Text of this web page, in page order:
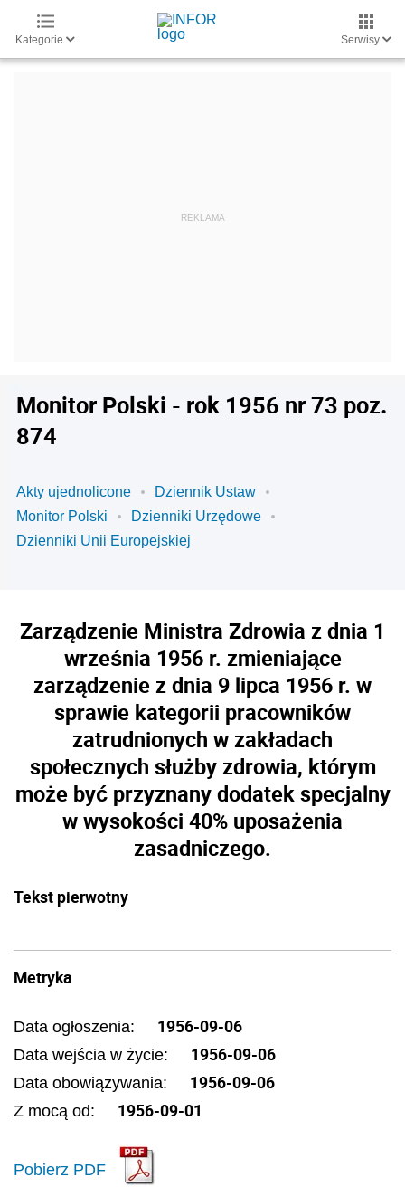
Kategorie Serwisy
Monitor Polski - rok 1956 nr 73 poz.
874
Akty ujednolicone
Dziennik Ustaw
Monitor Polski
Dzienniki Urzędowe
Dzienniki Unii Europejskiej
Zarządzenie Ministra Zdrowia z dnia 1
września 1956 r. zmieniające
zarządzenie z dnia 9 lipca 1956 r. w
sprawie kategorii pracowników
zatrudnionych w zakładach
społecznych służby zdrowia, którym
może być przyznany dodatek specjalny
w wysokości 40% uposażenia
zasadniczego.
Tekst pierwotny
Metryka
Data ogłoszenia: 1956-09-06
Data wejścia w życie: 1956-09-06
Data obowiązywania: 1956-09-06
Z mocą od: 1956-09-01
Pobierz PDF